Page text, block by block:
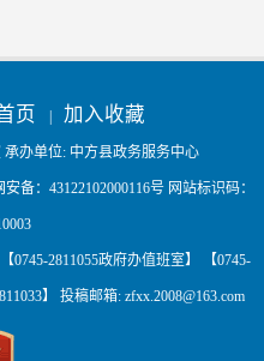
页 | 加入收藏
办单位: 中方县政务服务中心
备： 43122102000116号网站标识码：
0745-2811055政府办值班室】 【0745-
】 投稿邮箱: zfxx.2008@163.com